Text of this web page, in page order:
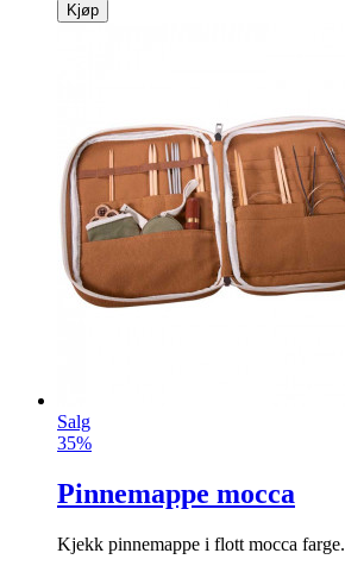
Kjøp
Salg
35%
Pinnemappe mocca
Kjekk pinnemappe i flott mocca farge.